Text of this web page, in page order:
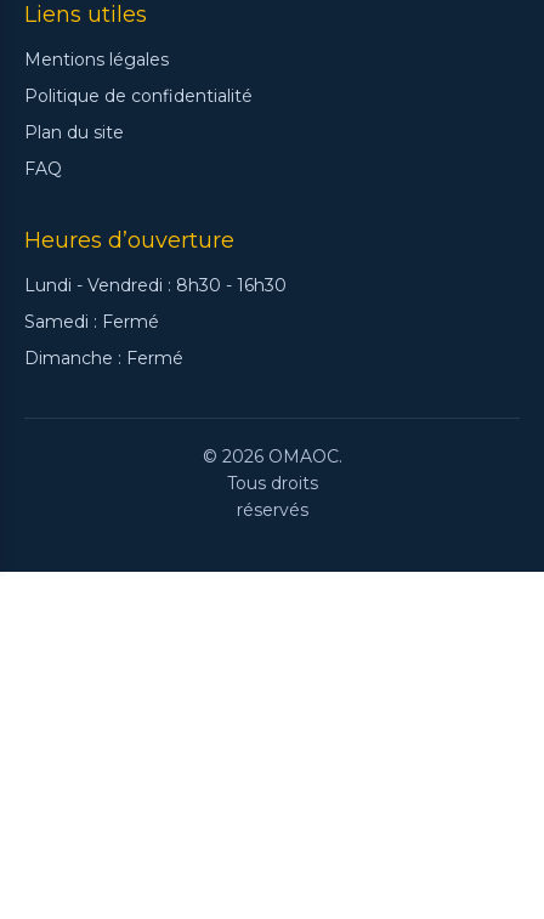
Liens utiles
Mentions légales
Politique de confidentialité
Plan du site
FAQ
Heures d’ouverture
Lundi - Vendredi : 8h30 - 16h30
Samedi : Fermé
Dimanche : Fermé
© 2026 OMAOC.
Tous droits
réservés